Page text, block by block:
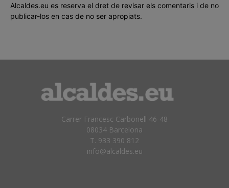
Alcaldes.eu es reserva el dret de revisar els comentaris i de no
publicar-los en cas de no ser apropiats.
Carrer Francesc Carbonell 46-48
08034 Barcelona
T. 933 390 812
info@alcaldes.eu